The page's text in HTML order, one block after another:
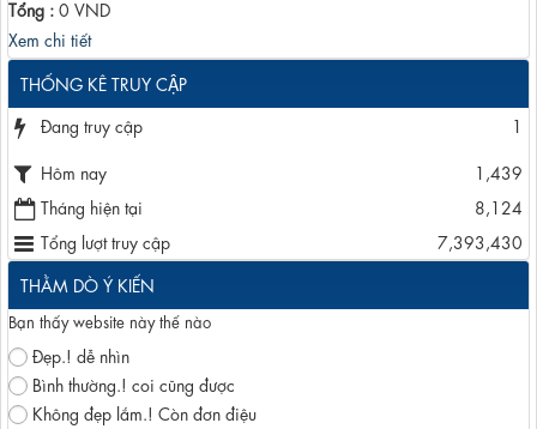
Tổng : 0 VND
Xem chi tiết
THỐNG KÊ TRUY CẬP
Đang truy cập
1
Hôm nay
1,439
Tháng hiện tại
8,124
Tổng lượt truy cập
7,393,430
THẰM DÒ Ý KIẾN
Bạn thấy website này thế nào
Đẹp.! dễ nhìn
Bình thường.! coi cũng được
Không đẹp lắm.! Còn đơn điệu